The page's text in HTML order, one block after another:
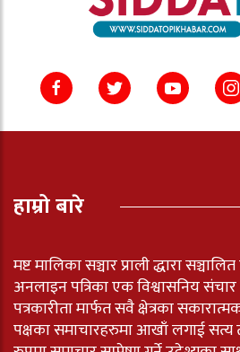
हाम्रो बारे
मष्ट मालिका सञ्चार प्राली द्धारा
अनलाइन पत्रिका एक विश्वासनिय संचार
पत्रकारीता मार्फत सवै क्षेत्रका
पक्षका समाचारहरुमा आखाँ लगाई